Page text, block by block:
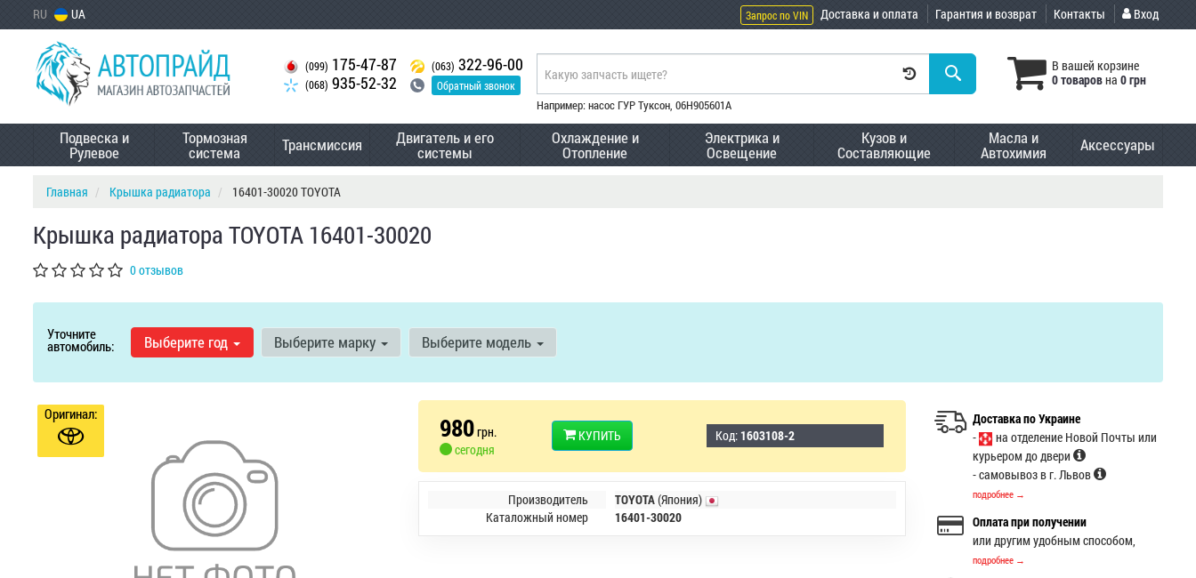
RU UA Запрос по VIN Доставка и оплата Гарантия и возврат Контакты Вход
(099) 175-47-87
(068) 935-52-32
(063) 322-96-00
Обратный звонок
В вашей корзине
0 товаровна 0 грн
Например: насос ГУР Туксон, 06H905601A
Подвеска и
Рулевое
Тормозная
система Трансмиссия Двигатель и его
системы
Охлаждение и
Отопление
Электрика и
Освещение
Кузов и
Составляющие
Масла и
Автохимия Аксессуары
Главная Крышка радиатора 16401-30020 TOYOTA
Крышка радиатора TOYOTA 16401-30020
0 отзывов
Уточните
автомобиль: Выберите год Выберите марку Выберите модель
Оригинал: 980грн.
сегодня
КУПИТЬ Код: 1603108-2
Производитель TOYOTA(Япония)
Каталожный номер
16401-30020
Доставка по Украине
-
на отделение Новой Почты или
курьером до двери
- самовывоз в г. Львов
подробнее →
Оплата при получении
или другим удобным способом,
подробнее →